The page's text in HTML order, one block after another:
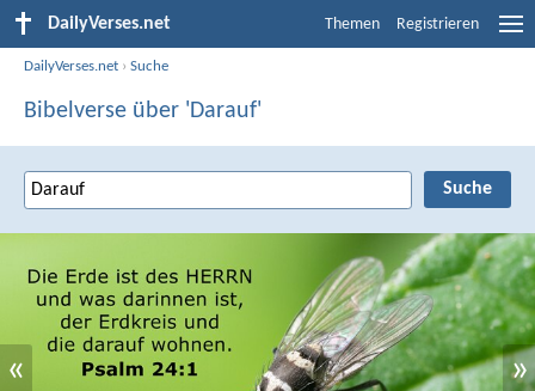
DailyVerses.net Themen Registrieren
DailyVerses.net ›Suche
Bibelverse über 'Darauf'
« »